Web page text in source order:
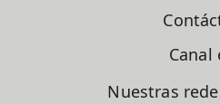
Canal
Nuestras